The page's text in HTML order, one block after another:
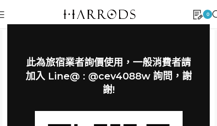
此為旅宿業者詢價使用，一般消費者請
加入 Line@ : @cev4088w 詢問，謝
謝!
0